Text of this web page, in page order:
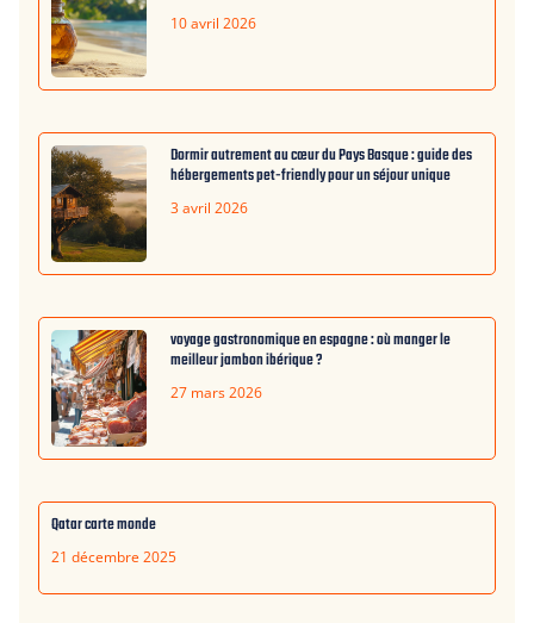
10 avril 2026
Dormir autrement au cœur du Pays Basque : guide des
hébergements pet-friendly pour un séjour unique
3 avril 2026
voyage gastronomique en espagne : où manger le
meilleur jambon ibérique ?
27 mars 2026
Qatar carte monde
21 décembre 2025